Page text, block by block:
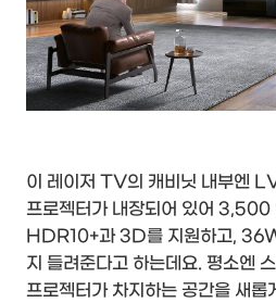
이 레이저 TV의 캐비닛 내부엔
프로젝터가 내장되어 있어 3,500
HDR10+과 3D를 지원하고,
지 들려준다고 하는데요. 평소엔
프로젝터가 차지하는 공간을 새롭